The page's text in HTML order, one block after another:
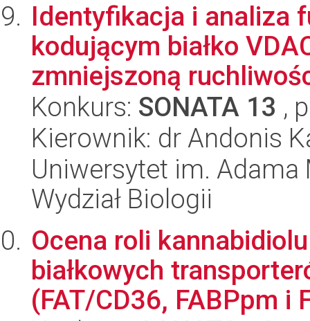
Identyfikacja i analiza
kodującym białko
zmniejszoną
Konkurs: SONATA 13 ,
Kierownik: dr Andonis
Uniwersytet im.
Wydział Biologii
Ocena roli
białkowych
(FAT/CD36, FABPpm i